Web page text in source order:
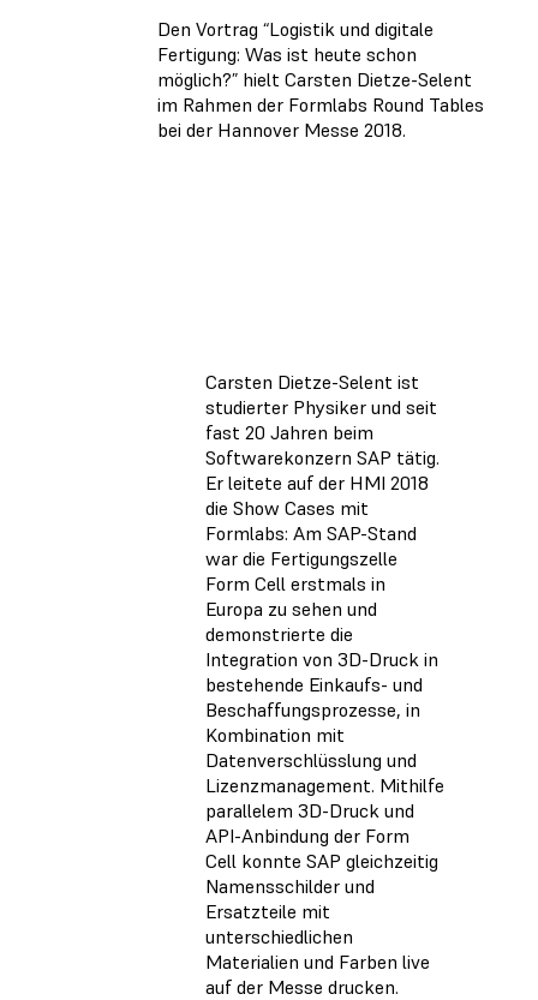
Den Vortrag “Logistik und digitale
Fertigung: Was ist heute schon
möglich?” hielt Carsten Dietze-Selent
im Rahmen der Formlabs Round Tables
bei der Hannover Messe 2018.
Carsten Dietze-Selent ist
studierter Physiker und seit
fast 20 Jahren beim
Softwarekonzern SAP tätig.
Er leitete auf der HMI 2018
die Show Cases mit
Formlabs: Am SAP-Stand
war die Fertigungszelle
Form Cell erstmals in
Europa zu sehen und
demonstrierte die
Integration von 3D-Druck in
bestehende Einkaufs- und
Beschaffungsprozesse, in
Kombination mit
Datenverschlüsslung und
Lizenzmanagement. Mithilfe
parallelem 3D-Druck und
API-Anbindung der Form
Cell konnte SAP gleichzeitig
Namensschilder und
Ersatzteile mit
unterschiedlichen
Materialien und Farben live
auf der Messe drucken.